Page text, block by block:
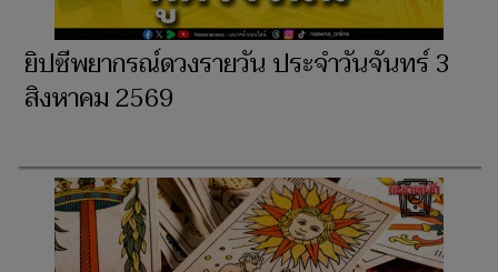
ยิปซีพยากรณ์ดวงรายวัน ประจำวันจันทร์ 3
สิงหาคม 2569